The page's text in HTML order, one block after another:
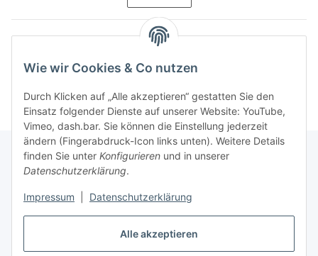
Alle akzeptieren
Wie wir Cookies & Co nutzen
Durch Klicken auf „Alle akzeptieren“ gestatten Sie den
Einsatz folgender Dienste auf unserer Website: YouTube,
Vimeo, dash.bar. Sie können die Einstellung jederzeit
ändern (Fingerabdruck-Icon links unten). Weitere Details
finden Sie unter Konfigurieren und in unserer
Datenschutzerklärung.
Impressum Datenschutzerklärung
Kategorien
Gesetzliche Informationen